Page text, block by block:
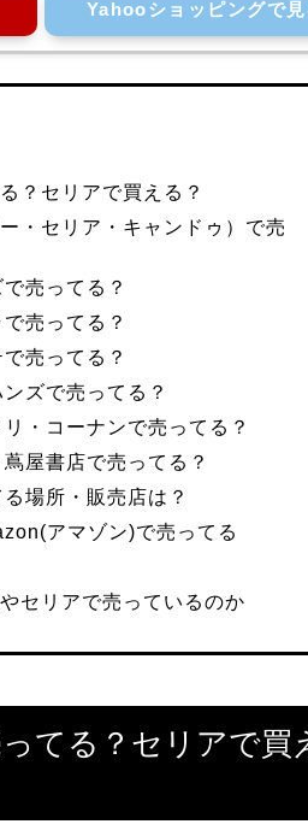
Yahooショッピングで見
？セリアで買える？
・セリア・キャンドゥ）で売
売ってる？
売ってる？
売ってる？
ズで売ってる？
・コーナンで売ってる？
屋書店で売ってる？
場所・販売店は？
アマゾン)で売ってる
セリアで売っているのか
てる？セリアで買